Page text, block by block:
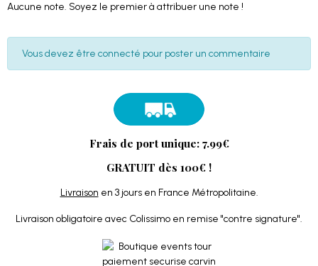
Aucune note. Soyez le premier à attribuer une note !
Vous devez être connecté pour poster un commentaire
Frais de port unique: 7.99€
GRATUIT dès 100€ !
Livraison en 3 jours en France Métropolitaine.
Livraison obligatoire avec Colissimo en remise "contre signature".